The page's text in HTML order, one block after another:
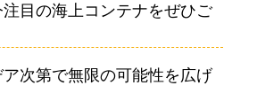
目の海上コンテナをぜひご
次第で無限の可能性を広げ